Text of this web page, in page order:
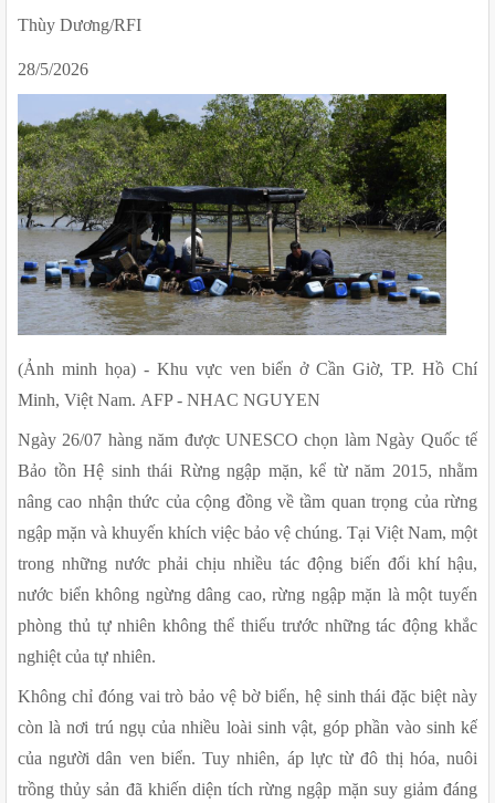
Thùy Dương/RFI
28/5/2026
(Ảnh minh họa) - Khu vực ven biển ở Cần Giờ, TP. Hồ Chí
Minh, Việt Nam. AFP - NHAC NGUYEN
Ngày 26/07 hàng năm được UNESCO chọn làm Ngày Quốc tế
Bảo tồn Hệ sinh thái Rừng ngập mặn, kể từ năm 2015, nhằm
nâng cao nhận thức của cộng đồng về tầm quan trọng của rừng
ngập mặn và khuyến khích việc bảo vệ chúng. Tại Việt Nam, một
trong những nước phải chịu nhiều tác động biến đổi khí hậu,
nước biển không ngừng dâng cao, rừng ngập mặn là một tuyến
phòng thủ tự nhiên không thể thiếu trước những tác động khắc
nghiệt của tự nhiên.
Không chỉ đóng vai trò bảo vệ bờ biển, hệ sinh thái đặc biệt này
còn là nơi trú ngụ của nhiều loài sinh vật, góp phần vào sinh kế
của người dân ven biển. Tuy nhiên, áp lực từ đô thị hóa, nuôi
trồng thủy sản đã khiến diện tích rừng ngập mặn suy giảm đáng